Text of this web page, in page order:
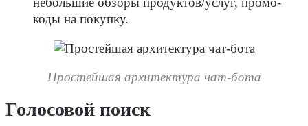
небольшие обзоры продуктов/услуг, промо-
коды на покупку.
Простейшая архитектура чат-бота
Голосовой поиск